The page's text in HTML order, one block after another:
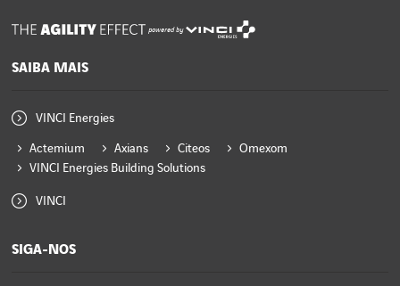
powered by
SAIBA MAIS
VINCI Energies
Actemium Axians Citeos
Omexom
VINCI Energies Building Solutions
VINCI
SIGA-NOS